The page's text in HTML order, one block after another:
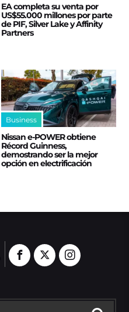
EA completa su venta por
US$55.000 millones por parte
de PIF, Silver Lake y Affinity
Partners
Business
Nissan e‑POWER obtiene
Récord Guinness,
demostrando ser la mejor
opción en electrificación